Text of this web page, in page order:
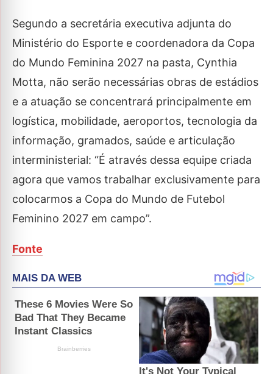
Segundo a secretária executiva adjunta do
Ministério do Esporte e coordenadora da Copa
do Mundo Feminina 2027 na pasta, Cynthia
Motta, não serão necessárias obras de estádios
e a atuação se concentrará principalmente em
logística, mobilidade, aeroportos, tecnologia da
informação, gramados, saúde e articulação
interministerial: “É através dessa equipe criada
agora que vamos trabalhar exclusivamente para
colocarmos a Copa do Mundo de Futebol
Feminino 2027 em campo”.
Fonte